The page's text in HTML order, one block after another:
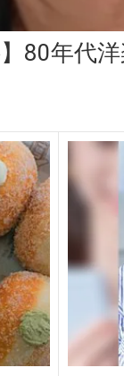
】80年代